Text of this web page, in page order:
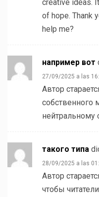
creative ideas.
of hope. Thank
help me?
например вот
27/09/2025 a las
Автор
собственного
такого типа
28/09/2025 a las
Автор
чтобы